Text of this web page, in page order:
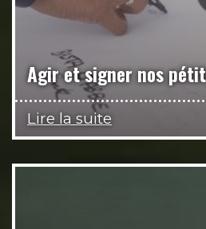
Agir et signer nos
Lire la suite